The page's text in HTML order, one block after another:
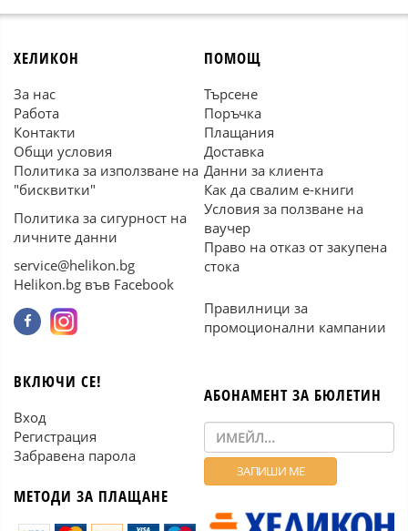
ХЕЛИКОН
За нас
Работа
Контакти
Общи условия
Политика за използване на
"бисквитки"
Политика за сигурност на
личните данни
service@helikon.bg
Helikon.bg във Facebook
ПОМОЩ
Търсене
Поръчка
Плащания
Доставка
Данни за клиента
Как да свалим е-книги
Условия за ползване на
ваучер
Право на отказ от закупена
стока
Правилници за
промоционални кампании
ВКЛЮЧИ СЕ!
Вход
Регистрация
Забравена парола
МЕТОДИ ЗА ПЛАЩАНЕ
АБОНАМЕНТ ЗА БЮЛЕТИН